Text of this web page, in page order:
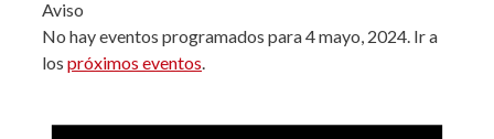
Aviso
No hay eventos programados para 4 mayo, 2024. Ir a
los próximos eventos